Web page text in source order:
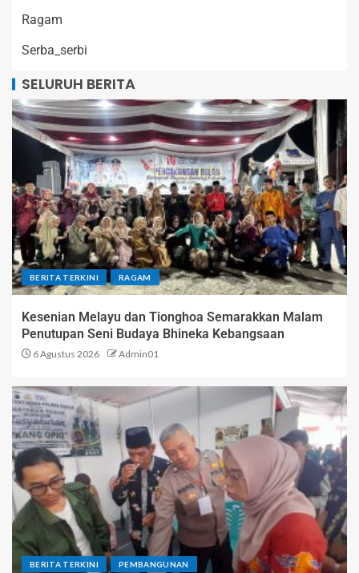
Ragam
Serba_serbi
SELURUH BERITA
BERITA TERKINI RAGAM
Kesenian Melayu dan Tionghoa Semarakkan Malam
Penutupan Seni Budaya Bhineka Kebangsaan
6 Agustus 2026 Admin01
BERITA TERKINI PEMBANGUNAN